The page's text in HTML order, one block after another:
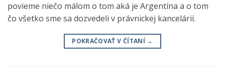
povieme niečo málom o tom aká je Argentína a o tom
čo všetko sme sa dozvedeli v právnickej kancelárií.
POKRAČOVAŤ V ČÍTANÍ →